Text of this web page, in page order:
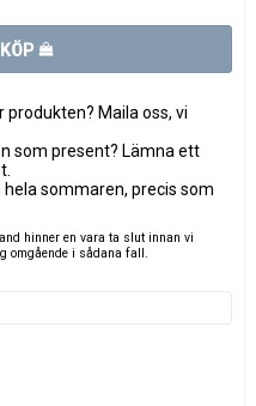
KÖP
produkten? Maila oss, vi
som present? Lämna ett
sommaren, precis som
hinner en vara ta slut innan vi
omgående i sådana fall.